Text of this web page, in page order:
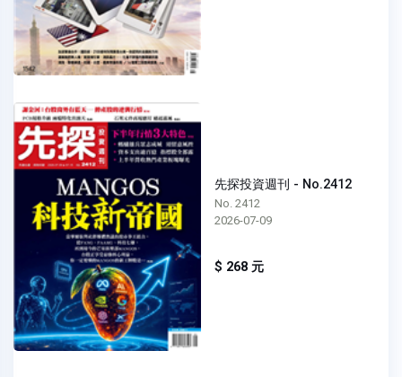
先探投資週刊 - No.2412
No. 2412
2026-07-09
$ 268 元